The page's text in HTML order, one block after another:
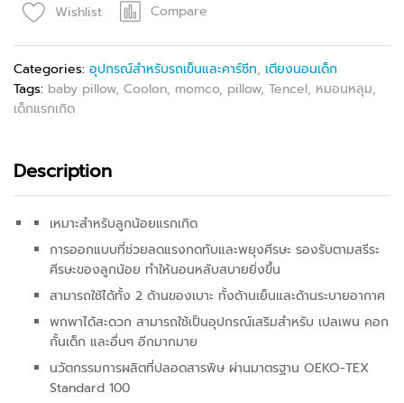
Wishlist Compare
Categories: อุปกรณ์สำหรับรถเข็นและคาร์ซีท, เตียงนอนเด็ก
Tags: baby pillow, Coolon, momco, pillow, Tencel, หมอนหลุม,
เด็กแรกเกิด
Description
เหมาะสำหรับลูกน้อยแรกเกิด
การออกแบบที่ช่วยลดแรงกดทับและพยุงศีรษะ รองรับตามสรีระ
ศีรษะของลูกน้อย ทำให้นอนหลับสบายยิ่งขึ้น
สามารถใช้ได้ทั้ง 2 ด้านของเบาะ ทั้งด้านเย็นและด้านระบายอากาศ
พกพาได้สะดวก สามารถใช้เป็นอุปกรณ์เสริมสำหรับ เปลเพน คอก
กั้นเด็ก และอื่นๆ อีกมากมาย
นวัตกรรมการผลิตที่ปลอดสารพิษ ผ่านมาตรฐาน OEKO-TEX
Standard 100